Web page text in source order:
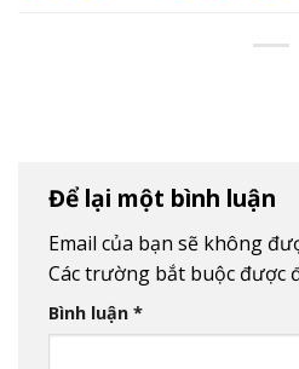
Để lại một bình luận
Email của bạn sẽ không
Các trường bắt buộc được
Bình luận *